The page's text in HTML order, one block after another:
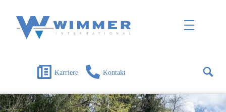
Karriere Kontakt